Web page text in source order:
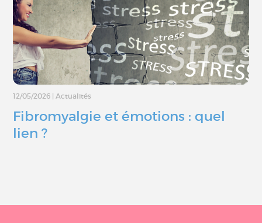
12/05/2026 Actualités
Fibromyalgie et émotions : quel
lien ?